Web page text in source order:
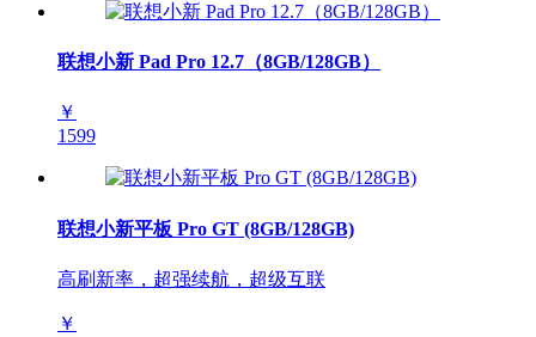
联想小新 Pad Pro 12.7（8GB/128GB）
￥
1599
联想小新平板 Pro GT (8GB/128GB)
高刷新率，超强续航，超级互联
￥